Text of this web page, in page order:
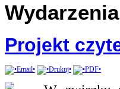
Wydarzenia
Projekt